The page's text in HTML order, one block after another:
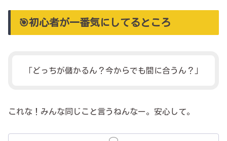
🎯初心者が一番気にしてるところ
「どっちが儲かるん？今からでも間に合うん？」
これな！みんな同じこと言うねんなー。安心して。